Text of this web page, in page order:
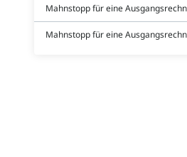
Mahnstopp für eine
Mahnstopp für eine